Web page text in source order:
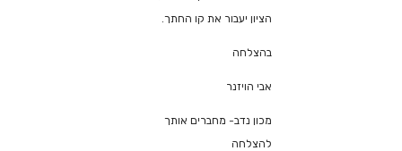
הציון יעבור את קו החתך.
בהצלחה
אבי הויזנר
מכון נדב- מחברים אותך
להצלחה